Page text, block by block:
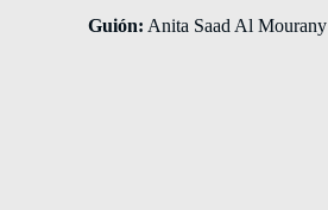
Guión: Anita Saad Al Mourany